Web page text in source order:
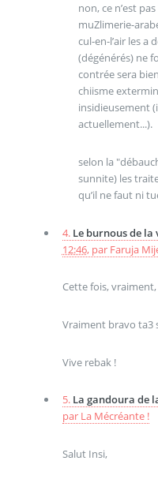
non, ce n’est
muZlimerie-
cul-en-l’air les a
(dégénérés) ne
contrée sera
chiisme
insidieusement
actuellement...).
selon la
sunnite) les
qu’il ne faut ni
4. Le burnous de la
12:46, par Faruja
Cette fois,
Vraiment bravo ta3
Vive rebak !
5. La gandoura de
par La Mécréante !
Salut Insi,